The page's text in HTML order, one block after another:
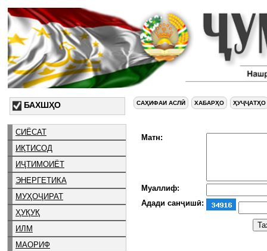
БАХШҲО
СИЁСАТ
ИҚТИСОД
ИҶТИМОИЁТ
ЭНЕРГЕТИКА
МУҲОҶИРАТ
ҲУҚУҚ
ИЛМ
МАОРИФ
САҲИФАИ АСЛӢ ХАБАРҲО ҲУҶҶАТҲО
Матн:
Муаллиф:
Адади санҷишӣ: